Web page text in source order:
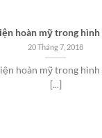
hoàn mỹ trong
20 Tháng 7, 2018
hoàn mỹ trong
[...]